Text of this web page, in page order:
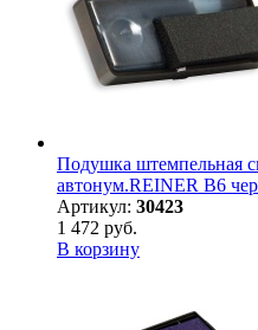
Подушка штемпельная
автонум.REINER B6
Артикул: 30423
1 472 руб.
В корзину